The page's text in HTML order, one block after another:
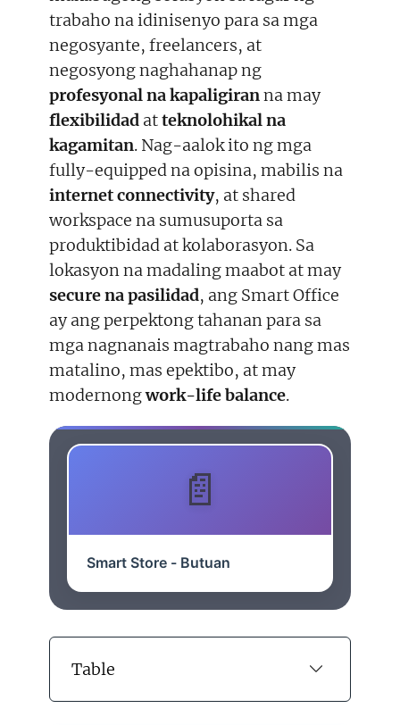
t
e
r
)
o
k
I
n
trabaho na idinisenyo para sa mga
negosyante, freelancers, at
negosyong naghahanap ng
profesyonal na kapaligiranna may
flexibilidad atteknolohikal na
kagamitan. Nag-aalok ito ng mga
fully-equipped na opisina, mabilis na
internet connectivity, at shared
workspace na sumusuporta sa
produktibidad at kolaborasyon. Sa
lokasyon na madaling maabot at may
secure na pasilidad, ang Smart Office
ay ang perpektong tahanan para sa
mga nagnanais magtrabaho nang mas
matalino, mas epektibo, at may
modernongwork-life balance.
Smart Store - Butuan
Table